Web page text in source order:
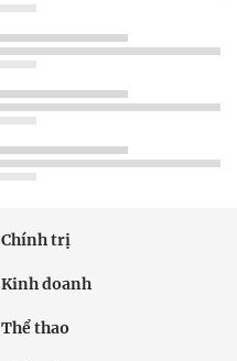
Chính trị
Kinh doanh
Thể thao